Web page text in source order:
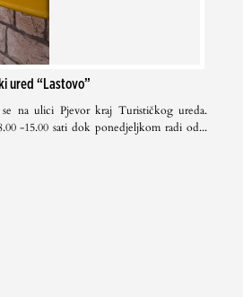
ured “Lastovo”
na ulici Pjevor kraj Turističkog ureda.
-15.00 sati dok ponedjeljkom radi od...